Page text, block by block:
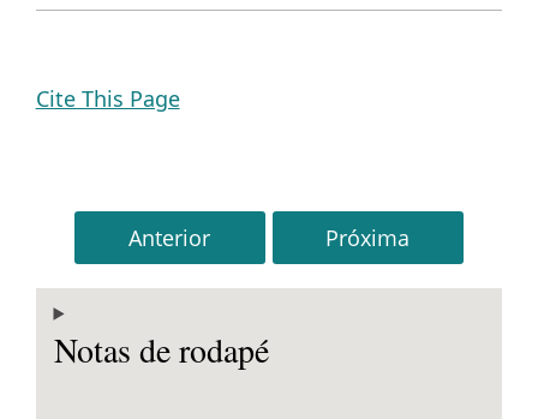
Cite This Page
Anterior Próxima
Notas de rodapé